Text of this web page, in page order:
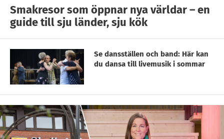
Smakresor som öppnar nya världar – en
guide till sju länder, sju kök
Se dansställen och band: Här kan
du dansa till livemusik i sommar